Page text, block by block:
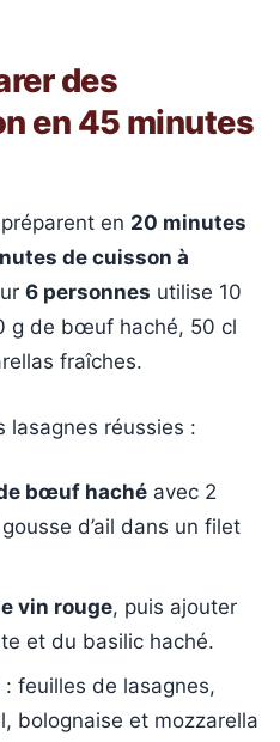
des
en 45 minutes
en 20 minutes
de cuisson à
6 personnes utilise 10
g de bœuf haché, 50 cl
fraîches.
lasagnes réussies :
bœuf haché avec 2
d’ail dans un filet
vin rouge, puis ajouter
et du basilic haché.
feuilles de lasagnes,
bolognaise et mozzarella